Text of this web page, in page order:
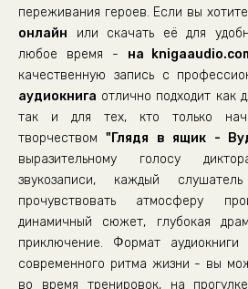
переживания героев. Если вы хотите
онлайн или скачать её для
любое время - на
качественную запись с
аудиокнига отлично подходит как
так и для тех, кто только
творчеством"Глядя в ящик -
выразительному голосу
звукозаписи, каждый
прочувствовать атмосферу
динамичный сюжет, глубокая
приключение. Формат
современного ритма жизни - вы
во время тренировок, на